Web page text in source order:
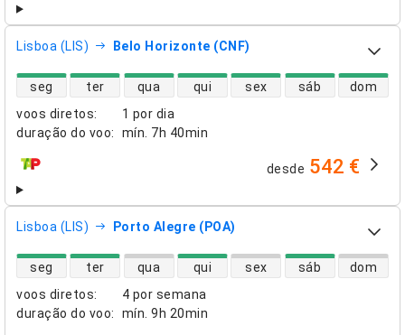
Lisboa (LIS) Belo Horizonte (CNF)
voos diretos:
1 por dia
duração do voo: mín. 7h 40min
disponibilidade de voos diretos
seg ter qua qui sex sáb dom
companhias aéreas desde 542 €
Lisboa (LIS) Porto Alegre (POA)
voos diretos:
4 por semana
duração do voo: mín. 9h 20min
disponibilidade de voos diretos
seg ter qua qui sex sáb dom